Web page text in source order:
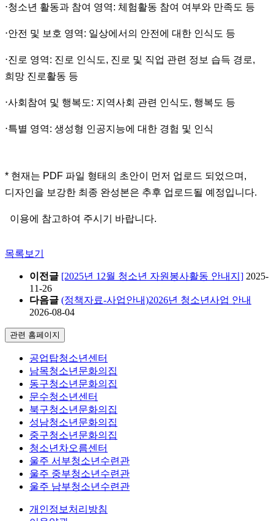
⋅청소년 활동과 참여 영역: 체험활동 참여 여부와 만족도 등
⋅안전 및 보호 영역: 일상에서의 안전에 대한 인식도 등
⋅진로 영역: 진로 인식도, 진로 및 직업 관련 정보 습득 경로,
희망 진로활동 등
⋅사회참여 및 행복도: 지역사회 관련 인식도, 행복도 등
⋅특별 영역: 생성형 인공지능에 대한 경험 및 인식
* 현재는 PDF 파일 형태의 초안이 먼저 업로드 되었으며,
디자인을 보강한 최종 완성본은 추후 업로드될 예정입니다.
이용에 참고하여 주시기 바랍니다.
목록보기
이전글 [2025년 12월 청소년 자원봉사활동 안내지] 2025-
11-26
다음글 (정책자료-사업안내)2026년 청소년사업 안내
2026-08-04
관련 홈페이지
공업탑청소년센터
남목청소년문화의집
동구청소년문화의집
문수청소년센터
북구청소년문화의집
성남청소년문화의집
중구청소년문화의집
청소년차오름센터
울주 서부청소년수련관
울주 중부청소년수련관
울주 남부청소년수련관
개인정보처리방침